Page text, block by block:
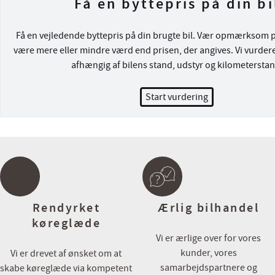
Vi har et af Danmarks største udvalg af brugte elbiler til nogle af
attraktive priser. Som kunde i Cars er du i trygge hænder, vi
bil og tilbehør, til valg af lade løsning, forsikring og finansiering,
⭐️ Mulighed for levering i hele DK ⭐️
Lørdag og søndag kl. 11.00-16.00
Hos Cars har du altid mulighed for:
💳 Attraktive finansieringsmuligheder både med og uden
💼 Skarpe forsikringstilbud
🔄 Vi byder på alle biler – Uanset alder, kilometer og mærke
☕ Vi har altid kaffe på kanden og tid til en uforpligtende snak
Få en byttepris på din
Få en vejledende byttepris på din brugte bil. Vær opmærksom
være mere eller mindre værd end prisen, der angives. Vi
afhængig af bilens stand, udstyr og
Start vurdering
Rendyrket
køreglæde
Vi er drevet af ønsket om at
skabe køreglæde via kompetent
Ærlig bilhandel
Vi er ærlige over for vores
kunder, vores
samarbejdspartnere og